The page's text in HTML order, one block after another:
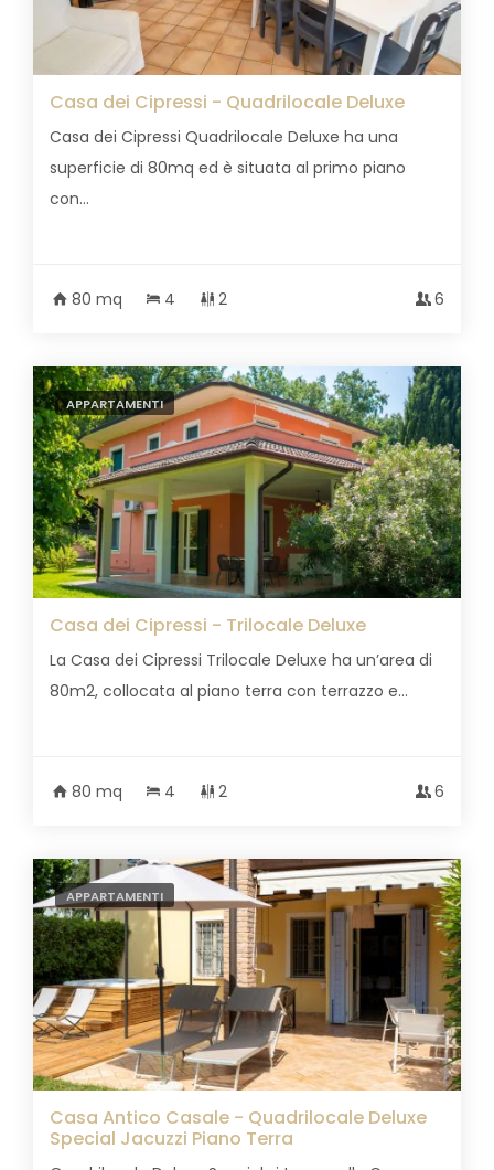
Casa dei Cipressi - Quadrilocale Deluxe
Casa dei Cipressi Quadrilocale Deluxe ha una
superficie di 80mq ed è situata al primo piano
con...
80 mq 4 2 6
APPARTAMENTI
Casa dei Cipressi - Trilocale Deluxe
La Casa dei Cipressi Trilocale Deluxe ha un’area di
80m2, collocata al piano terra con terrazzo e...
80 mq 4 2 6
APPARTAMENTI
Casa Antico Casale - Quadrilocale Deluxe
Special Jacuzzi Piano Terra